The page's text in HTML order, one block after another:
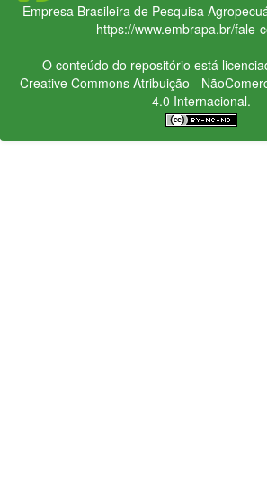
Empresa Brasileira de Pesquisa
https://www.embrapa.br/fale-
O conteúdo do repositório está
Creative CommonsAtribuição -
4.0 Internacional.